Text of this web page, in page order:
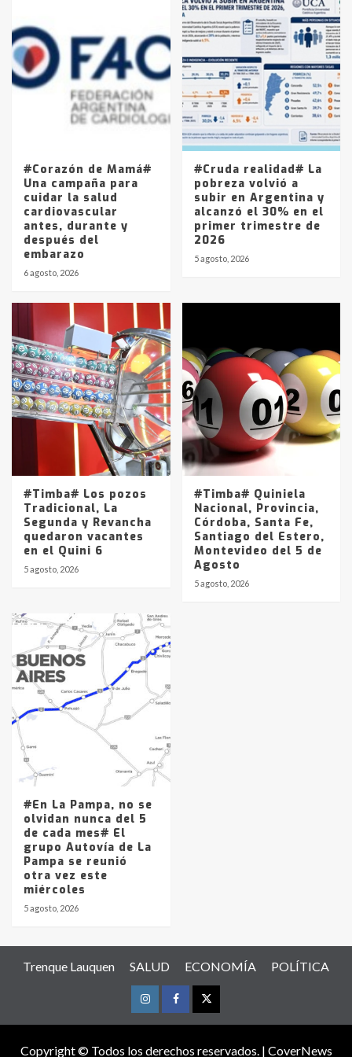
4
Accidente en Ruta 5: falleció un
joven de Trenque Lauquen
Los precios de los combustibles en
La Pampa, desde YPF hasta Axion
entre 857 a 1338 pesos
#Corazón de Mamá#
Una campaña para
cuidar la salud
cardiovascular
antes, durante y
después del
embarazo
6 agosto, 2026
#Cruda realidad# La
pobreza volvió a
subir en Argentina y
alcanzó el 30% en el
primer trimestre de
2026
5 agosto, 2026
#Timba# Los pozos
Tradicional, La
Segunda y Revancha
quedaron vacantes
en el Quini 6
5 agosto, 2026
#Timba# Quiniela
Nacional, Provincia,
Córdoba, Santa Fe,
Santiago del Estero,
Montevideo del 5 de
Agosto
5 agosto, 2026
#En La Pampa, no se
olvidan nunca del 5
de cada mes# El
grupo Autovía de La
Pampa se reunió
otra vez este
miércoles
5 agosto, 2026
Trenque Lauquen SALUD ECONOMÍA POLÍTICA
InstagramFacebookTwitter
Copyright © Todos los derechos reservados. | CoverNews